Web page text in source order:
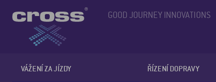
GOOD JOURNEY INNOVATIONS
VÁŽENÍ ZA JÍZDY ŘÍZENÍ DOPRAVY